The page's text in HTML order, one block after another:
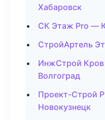
Хабаровск
СК Этаж Pro —
СтройАртель
ИнжСтрой
Волгоград
Проект-Строй
Новокузнецк